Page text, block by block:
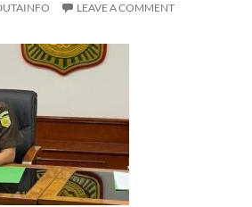
LEAVE A COMMENT